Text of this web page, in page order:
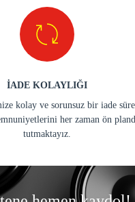
İADE KOLAYLIĞI
kolay ve sorunsuz bir iade
her zaman ön
tutmaktayız.